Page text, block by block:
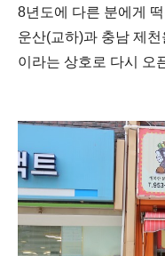
8년도에 다른 분에게
운산(교하)과 충남 제
이라는 상호로 다시 오